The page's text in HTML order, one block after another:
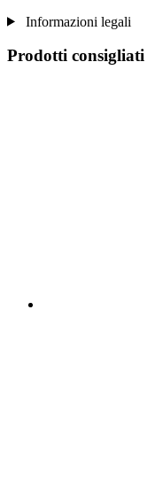
Informazioni legali
Prodotti consigliati